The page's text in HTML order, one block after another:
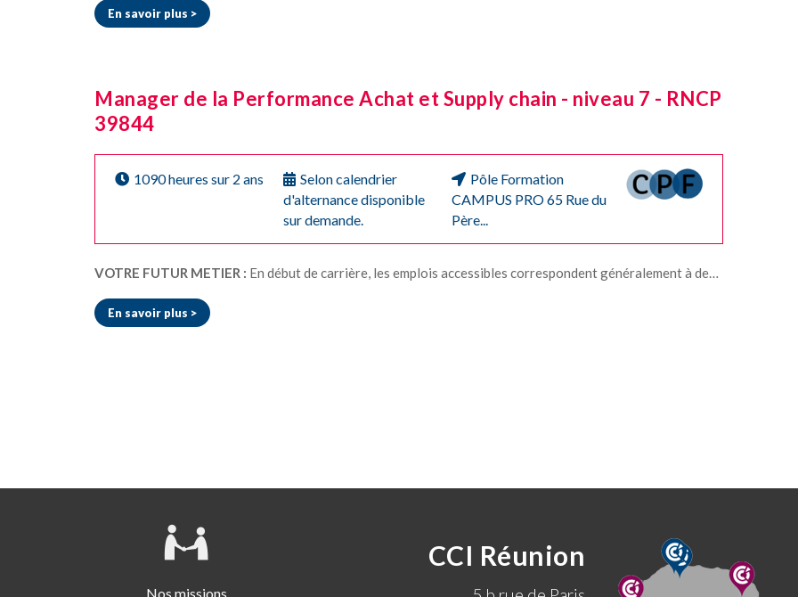
En savoir plus >
Manager de la Performance Achat et Supply chain - niveau 7 - RNCP
39844
1090 heures sur 2 ans
Selon calendrier
d'alternance disponible
sur demande.
Pôle Formation
CAMPUS PRO 65 Rue du
Père...
VOTRE FUTUR METIER : En début de carrière, les emplois accessibles correspondent généralement à des postes d'acheteur junior (acheteurs familles, acheteurs projets, acheteurs hors production ou production....), d'acheteurs approvisionneurs, avec une part minoritaire de responsables ou consultants. Les études du Conseil National des Achats montrent qu'il faut environ 5 ans pour évoluer vers des postes d'acheteur senior ou category manager, puis 10 ans et plus pour devenir responsable des achats, responsables des achats et approvisionnements, ingénieurs et/ou consultants ou évoluer vers des postes de direction.
En savoir plus >
Nos missions
CCI Réunion